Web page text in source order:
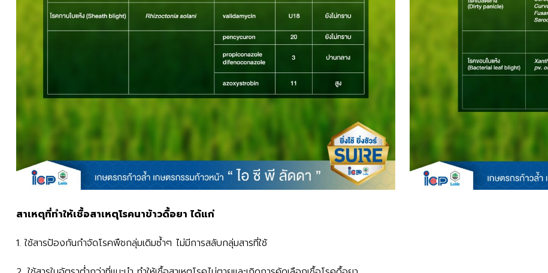
สาเหตุที่ทำให้เชื้อสาเหตุโรคนาข้าวดื้อยา ได้แก่
1. ใช้สารป้องกันกำจัดโรคพืชกลุ่มเดิมซ้ำๆ ไม่มีการสลับกลุ่มสารที่ใช้